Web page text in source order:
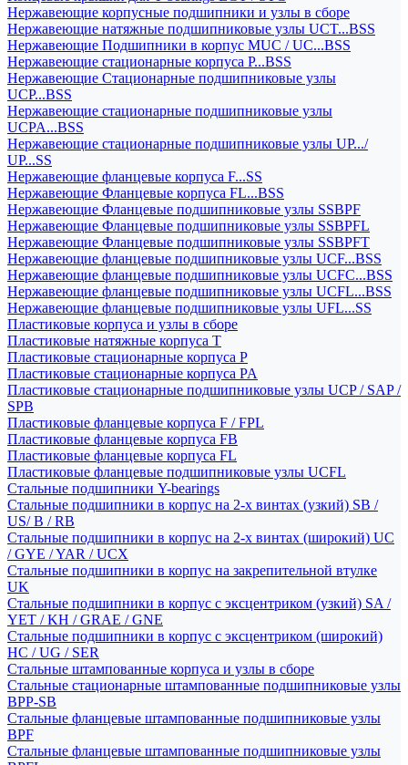
Нержавеющие корпусные подшипники и узлы в сборе
Нержавеющие натяжные подшипниковые узлы UCT...BSS
Нержавеющие Подшипники в корпус MUC / UC...BSS
Нержавеющие стационарные корпуса P...BSS
Нержавеющие Стационарные подшипниковые узлы
UCP...BSS
Нержавеющие стационарные подшипниковые узлы
UCPA...BSS
Нержавеющие стационарные подшипниковые узлы UP.../
UP...SS
Нержавеющие фланцевые корпуса F...SS
Нержавеющие Фланцевые корпуса FL...BSS
Нержавеющие Фланцевые подшипниковые узлы SSBPF
Нержавеющие Фланцевые подшипниковые узлы SSBPFL
Нержавеющие Фланцевые подшипниковые узлы SSBPFT
Нержавеющие фланцевые подшипниковые узлы UCF...BSS
Нержавеющие фланцевые подшипниковые узлы UCFC...BSS
Нержавеющие фланцевые подшипниковые узлы UCFL...BSS
Нержавеющие фланцевые подшипниковые узлы UFL...SS
Пластиковые корпуса и узлы в сборе
Пластиковые натяжные корпуса T
Пластиковые стационарные корпуса P
Пластиковые стационарные корпуса PA
Пластиковые стационарные подшипниковые узлы UCP / SAP /
SPB
Пластиковые фланцевые корпуса F / FPL
Пластиковые фланцевые корпуса FB
Пластиковые фланцевые корпуса FL
Пластиковые фланцевые подшипниковые узлы UCFL
Стальные подшипники Y-bearings
Стальные подшипники в корпус на 2-х винтах (узкий) SB /
US/ B / RB
Стальные подшипники в корпус на 2-х винтах (широкий) UC
/ GYE / YAR / UCX
Стальные подшипники в корпус на закрепительной втулке
UK
Стальные подшипники в корпус с эксцентриком (узкий) SA /
YET / KH / GRAE / GNE
Стальные подшипники в корпус с эксцентриком (широкий)
HC / UG / SER
Стальные штампованные корпуса и узлы в сборе
Стальные стационарные штампованные подшипниковые узлы
BPP-SB
Стальные фланцевые штампованные подшипниковые узлы
BPF
Стальные фланцевые штампованные подшипниковые узлы